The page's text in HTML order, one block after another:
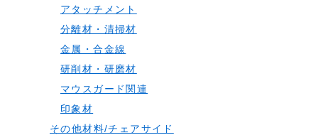
アタッチメント
分離材・清掃材
金属・合金線
研削材・研磨材
マウスガード関連
印象材
その他材料/チェアサイド